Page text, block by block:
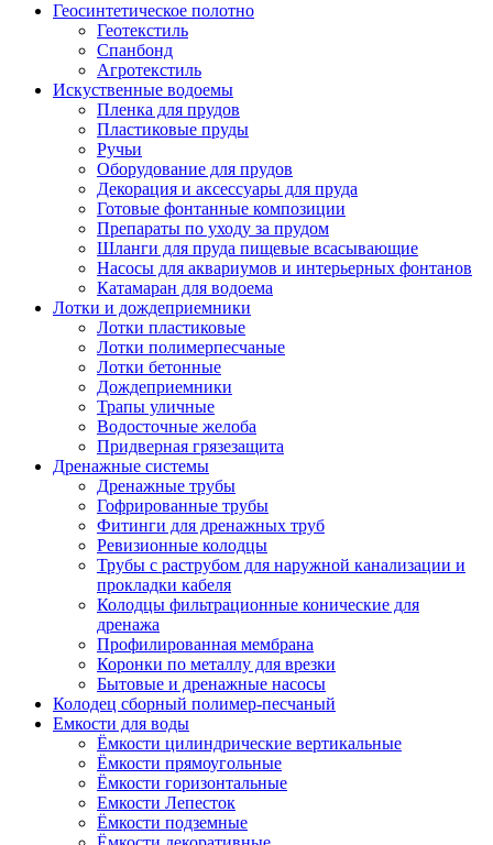
Геосинтетическое полотно
Геотекстиль
Спанбонд
Агротекстиль
Искуственные водоемы
Пленка для прудов
Пластиковые пруды
Ручьи
Оборудование для прудов
Декорация и аксессуары для пруда
Готовые фонтанные композиции
Препараты по уходу за прудом
Шланги для пруда пищевые всасывающие
Насосы для аквариумов и интерьерных фонтанов
Катамаран для водоема
Лотки и дождеприемники
Лотки пластиковые
Лотки полимерпесчаные
Лотки бетонные
Дождеприемники
Трапы уличные
Водосточные желоба
Придверная грязезащита
Дренажные системы
Дренажные трубы
Гофрированные трубы
Фитинги для дренажных труб
Ревизионные колодцы
Трубы с раструбом для наружной канализации и
прокладки кабеля
Колодцы фильтрационные конические для
дренажа
Профилированная мембрана
Коронки по металлу для врезки
Бытовые и дренажные насосы
Колодец сборный полимер-песчаный
Емкости для воды
Ёмкости цилиндрические вертикальные
Ёмкости прямоугольные
Ёмкости горизонтальные
Емкости Лепесток
Ёмкости подземные